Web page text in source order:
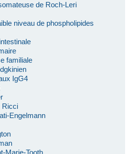
de Roch-Leri
niveau de phospholipides
familiale
IgG4
Ricci
Engelmann
Marie-Tooth